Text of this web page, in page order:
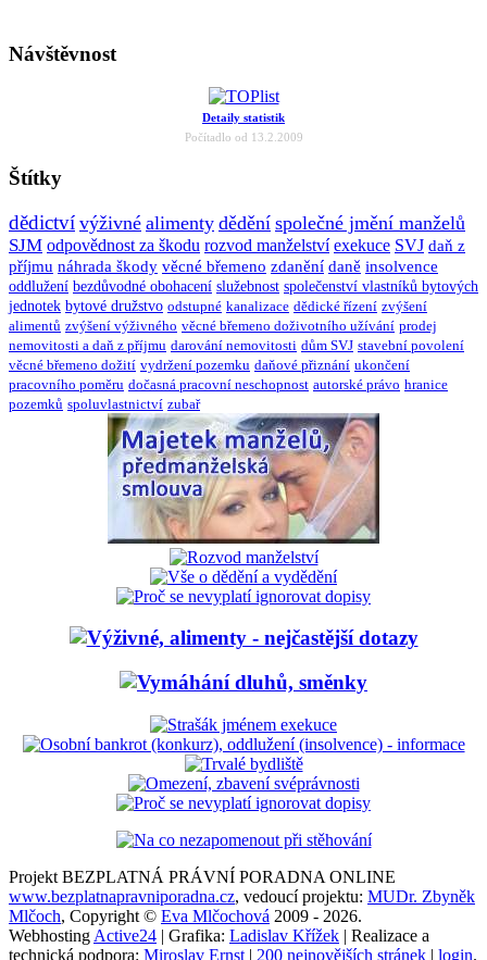
Návštěvnost
Detaily statistik
Počítadlo od 13.2.2009
Štítky
dědictví výživné alimenty dědění společné jmění manželů
SJM odpovědnost za škodu rozvod manželství exekuce SVJ daň z
příjmu náhrada škody věcné břemeno zdanění daně insolvence
oddlužení bezdůvodné obohacení služebnost společenství vlastníků bytových
jednotek bytové družstvo odstupné kanalizace dědické řízení zvýšení
alimentů zvýšení výživného věcné břemeno doživotního užívání prodej
nemovitosti a daň z příjmu darování nemovitosti dům SVJ stavební povolení
věcné břemeno dožití vydržení pozemku daňové přiznání ukončení
pracovního poměru dočasná pracovní neschopnost autorské právo hranice
pozemků spoluvlastnictví zubař
Projekt BEZPLATNÁ PRÁVNÍ PORADNA ONLINE
www.bezplatnapravniporadna.cz, vedoucí projektu: MUDr. Zbyněk
Mlčoch, Copyright © Eva Mlčochová 2009 - 2026.
Webhosting Active24 | Grafika: Ladislav Křížek | Realizace a
technická podpora: Miroslav Ernst | 200 nejnovějších stránek | login.